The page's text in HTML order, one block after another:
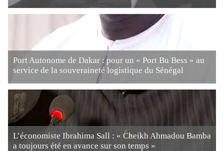
Port Autonome de Dakar : pour un « Port Bu Bess » au
service de la souveraineté logistique du Sénégal
L’économiste Ibrahima Sall : « Cheikh Ahmadou Bamba
a toujours été en avance sur son temps »